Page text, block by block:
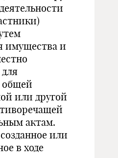
имущества и
общей
или другой
актам.
или
в ходе